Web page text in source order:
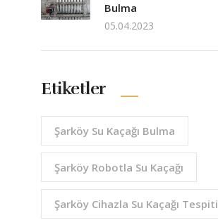
Bulma
05.04.2023
Etiketler
Şarköy Su Kaçağı Bulma
Şarköy Robotla Su Kaçağı
Şarköy Cihazla Su Kaçağı Tespiti